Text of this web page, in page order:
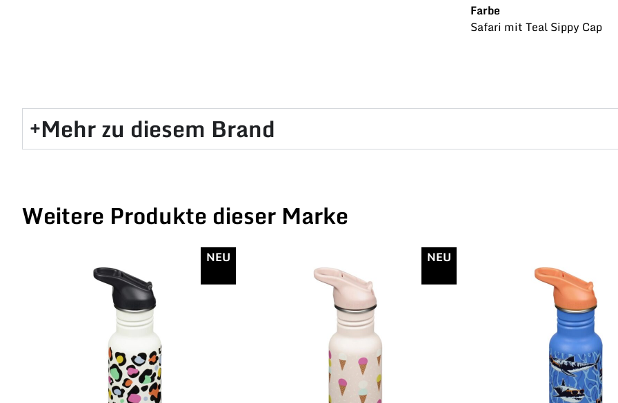
Farbe
Safari mit Teal Sippy Cap
Mehr zu diesem Brand​
Weitere Produkte dieser Marke
NEU NEU